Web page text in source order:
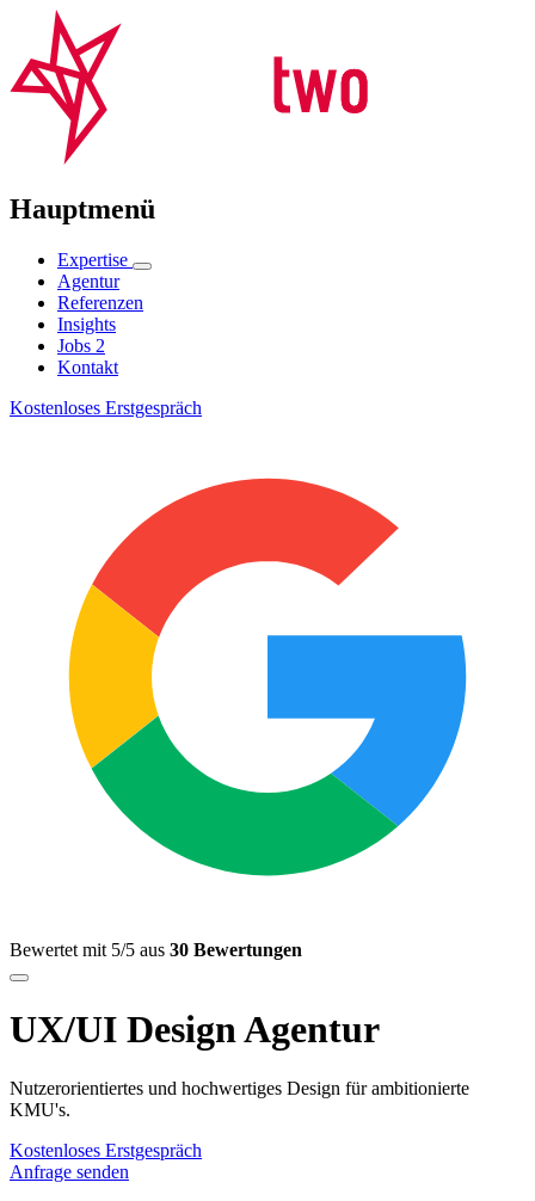
Hauptmenü
Expertise
Agentur
Referenzen
Insights
Jobs 2
Kontakt
Kostenloses Erstgespräch
Bewertet mit 5/5 aus 30 Bewertungen
UX/UI Design Agentur
Nutzerorientiertes und hochwertiges Design für ambitionierte
KMU's.
Kostenloses Erstgespräch
Anfrage senden